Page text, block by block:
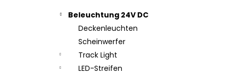
Beleuchtung 24V DC
Deckenleuchten
Scheinwerfer
Track Light
LED-Streifen